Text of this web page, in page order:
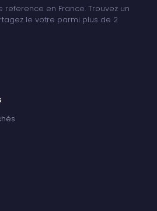
en France. Trouvez un
le votre parmi plus de 2